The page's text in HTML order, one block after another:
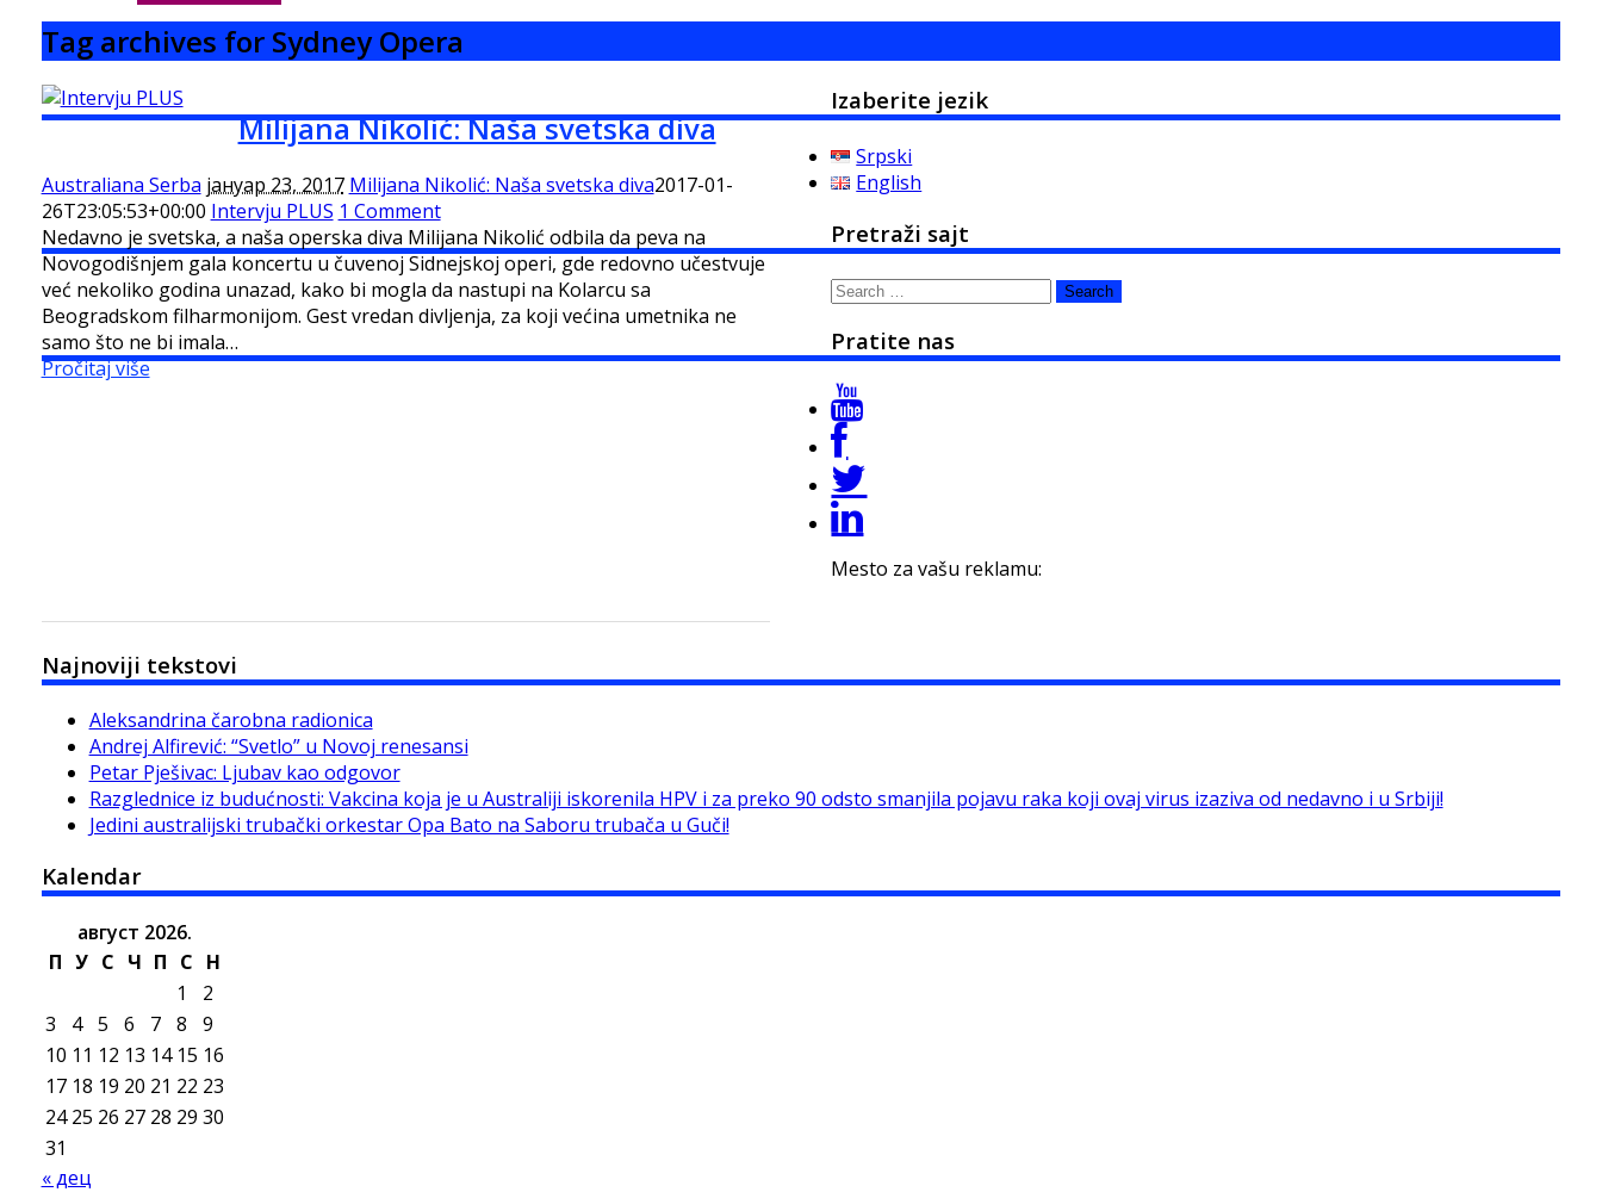
Tag archives for Sydney Opera
Milijana Nikolić: Naša svetska diva
Australiana Serba јануар 23, 2017 Milijana Nikolić: Naša svetska diva2017-01-
26T23:05:53+00:00 Intervju PLUS 1 Comment
Nedavno je svetska, a naša operska diva Milijana Nikolić odbila da peva na
Novogodišnjem gala koncertu u čuvenoj Sidnejskoj operi, gde redovno učestvuje
već nekoliko godina unazad, kako bi mogla da nastupi na Kolarcu sa
Beogradskom filharmonijom. Gest vredan divljenja, za koji većina umetnika ne
samo što ne bi imala…
Pročitaj više
Izaberite jezik
Srpski
English
Pretraži sajt
Search
Pratite nas
Mesto za vašu reklamu:
Najnoviji tekstovi
Aleksandrina čarobna radionica
Andrej Alfirević: “Svetlo” u Novoj renesansi
Petar Pješivac: Ljubav kao odgovor
Razglednice iz budućnosti: Vakcina koja je u Australiji iskorenila HPV i za preko 90 odsto smanjila pojavu raka koji ovaj virus izaziva od nedavno i u Srbiji!
Jedini australijski trubački orkestar Opa Bato na Saboru trubača u Guči!
Kalendar
август 2026.
П У С Ч П С Н
1
2
3
4 5 6 7 8
9
10 11 12 13 14 15 16
17 18 19 20 21 22 23
24 25 26 27 28 29 30
31
« дец